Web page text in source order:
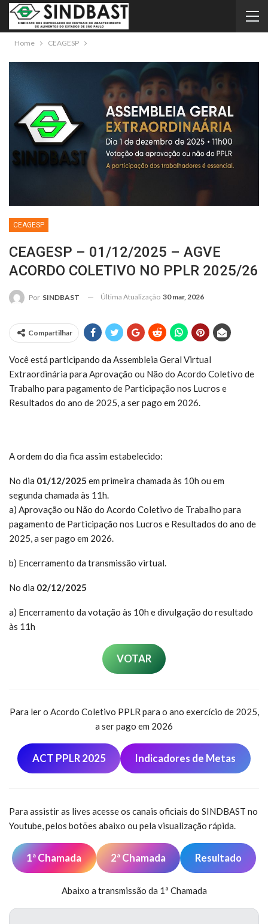
Home CEAGESP
CEAGESP
CEAGESP – 01/12/2025 – AGVE
ACORDO COLETIVO NO PPLR 2025/26
Por SINDBAST Última Atualização 30 mar, 2026
Compartilhar
Você está participando da Assembleia Geral Virtual
Extraordinária para Aprovação ou Não do Acordo Coletivo de
Trabalho para pagamento de Participação nos Lucros e
Resultados do ano de 2025, a ser pago em 2026.
A ordem do dia fica assim estabelecido:
No dia 01/12/2025 em primeira chamada às 10h ou em
segunda chamada às 11h.
a) Aprovação ou Não do Acordo Coletivo de Trabalho para
pagamento de Participação nos Lucros e Resultados do ano de
2025, a ser pago em 2026.
b) Encerramento da transmissão virtual.
No dia 02/12/2025
a) Encerramento da votação às 10h e divulgação do resultado
às 11h
VOTAR
Para ler o Acordo Coletivo PPLR para o ano exercício de 2025,
a ser pago em 2026
ACT PPLR 2025 Indicadores de Metas
Para assistir as lives acesse os canais oficiais do SINDBAST no
Youtube, pelos botões abaixo ou pela visualização rápida.
1ª Chamada 2ª Chamada Resultado
Abaixo a transmissão da 1ª Chamada